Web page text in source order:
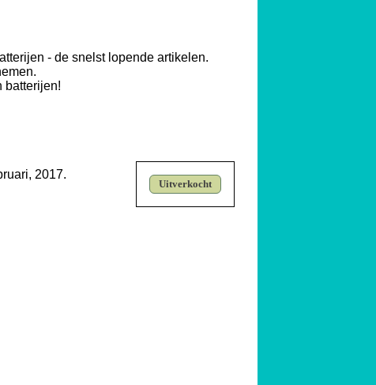
- de snelst lopende artikelen.
batterijen!
Uitverkocht
2017.